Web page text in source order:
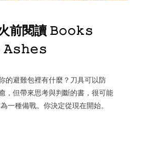
前閱讀 𝙱𝚘𝚘𝚔𝚜
𝙰𝚜𝚑𝚎𝚜
的避難包裡有什麼？刀具可以防
，但帶來思考與判斷的書，很可能
一種備戰。你決定從現在開始。